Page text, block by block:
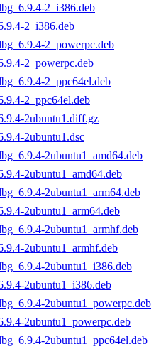
2_i386.deb
2_i386.deb
2_powerpc.deb
2_powerpc.deb
2_ppc64el.deb
2_ppc64el.deb
2ubuntu1.diff.gz
2ubuntu1.dsc
2ubuntu1_amd64.deb
2ubuntu1_amd64.deb
2ubuntu1_arm64.deb
2ubuntu1_arm64.deb
2ubuntu1_armhf.deb
2ubuntu1_armhf.deb
2ubuntu1_i386.deb
2ubuntu1_i386.deb
2ubuntu1_powerpc.deb
2ubuntu1_powerpc.deb
2ubuntu1_ppc64el.deb